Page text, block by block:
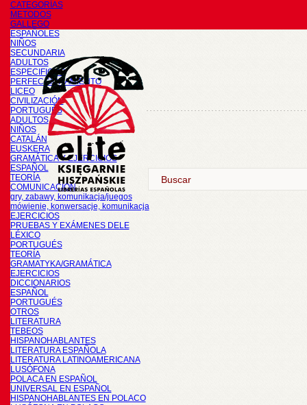
CATEGORÍAS
METODOS
GALLEGO
ESPAÑOLES
NIÑOS
SECUNDARIA
ADULTOS
ESPECIFICOS
PERFECCIONAMIENTO
LICEO
CIVILIZACIÓN
PORTUGUÉS
ADULTOS
NIÑOS
CATALÁN
EUSKERA
GRAMÁTICA Y EJERCICIOS
ESPAÑOL
TEORÍA
COMUNICACIÓN
gry, zabawy, komunikacja/juegos
mówienie, konwersacje, komunikacja
EJERCICIOS
PRUEBAS Y EXÁMENES DELE
LÉXICO
PORTUGUÉS
TEORÍA
GRAMATYKA/GRAMÁTICA
EJERCICIOS
DICCIONARIOS
ESPAÑOL
PORTUGUÉS
OTROS
LITERATURA
TEBEOS
HISPANOHABLANTES
LITERATURA ESPAÑOLA
LITERATURA LATINOAMERICANA
LUSÓFONA
POLACA EN ESPAÑOL
UNIVERSAL EN ESPAÑOL
HISPANOHABLANTES EN POLACO